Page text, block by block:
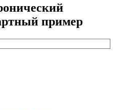
пример